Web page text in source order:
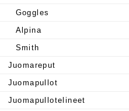
Goggles
Alpina
Smith
Juomareput
Juomapullot
Juomapullotelineet